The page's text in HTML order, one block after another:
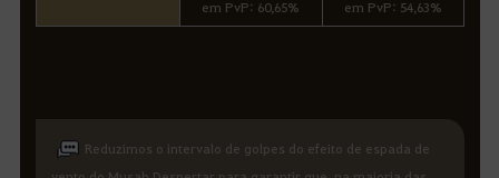
em PvP: 60,65%
em PvP: 54,63%
Reduzimos o intervalo de golpes do efeito de espada de